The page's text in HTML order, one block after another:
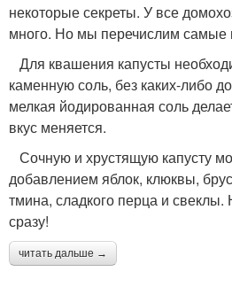
некоторые секреты. У все
много. Но мы перечислим
Для квашения капусты
каменную соль, без каких-либо
мелкая йодированная соль
вкус меняется.
Сочную и хрустящую капусту
добавлением яблок, клюквы,
тмина, сладкого перца и
сразу!
читать дальше →